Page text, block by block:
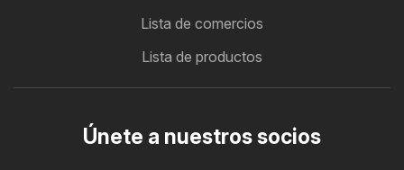
Lista de comercios
Lista de productos
Únete a nuestros socios